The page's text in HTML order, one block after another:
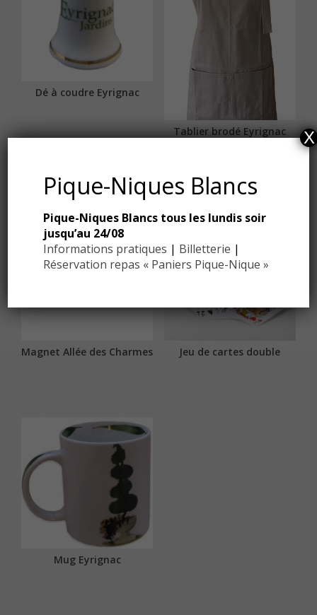
Dé à coudre Eyrignac
Tablier brodé Eyrignac
Magnet Allée des Charmes Jeu de cartes double
Mug Eyrignac
Pique-Niques Blancs
Pique-Niques Blancs tous les lundis soir
jusqu’au 24/08
Informations pratiques | Billetterie |
Réservation repas « Paniers Pique-Nique »
X